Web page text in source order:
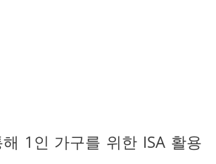
1인 가구를 위한 ISA 활용